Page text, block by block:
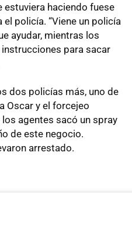
estuviera haciendo fuese
policía. “Viene un policía
ayudar, mientras los
para sacar
dos policías más, uno de
Oscar y el forcejeo
agentes sacó un spray
de este negocio.
arrestado.